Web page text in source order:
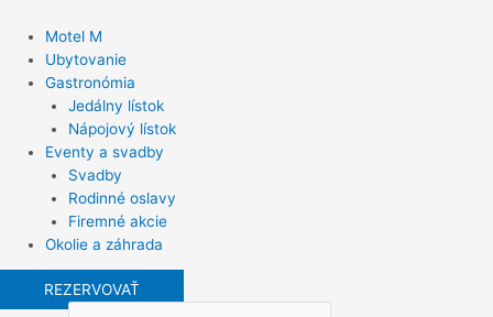
Motel M
Ubytovanie
Gastronómia
Jedálny lístok
Nápojový lístok
Eventy a svadby
Svadby
Rodinné oslavy
Firemné akcie
Okolie a záhrada
REZERVOVAŤ